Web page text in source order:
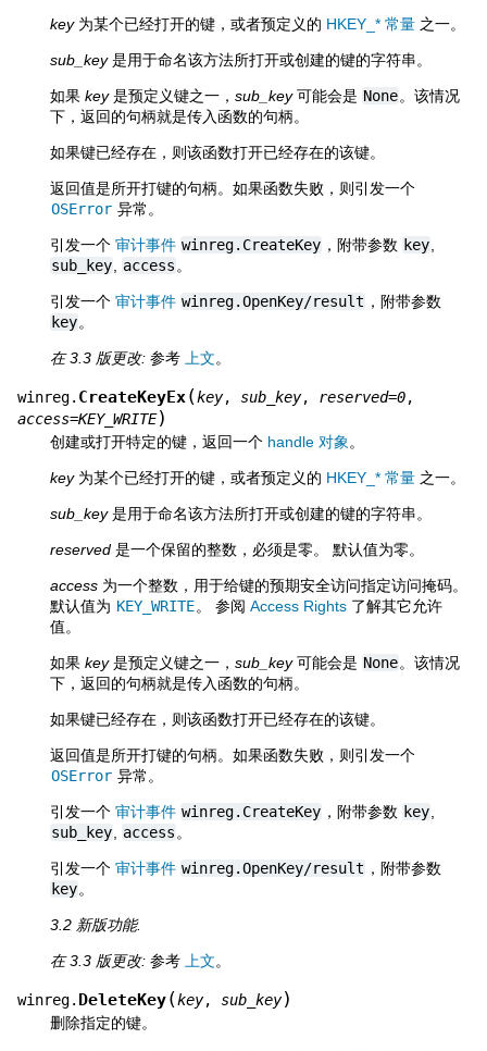
key为某个已经打开的键，或者预定义的 HKEY_* 常量 之一。
sub_key是用于命名该方法所打开或创建的键的字符串。
如果 key是预定义键之一， sub_key可能会是 None。该情况
下，返回的句柄就是传入函数的句柄。
如果键已经存在，则该函数打开已经存在的该键。
返回值是所开打键的句柄。如果函数失败，则引发一个
OSError 异常。
引发一个 审计事件 winreg.CreateKey ，附带参数 key
sub_key
access 。
引发一个 审计事件 winreg.OpenKey/result ，附带参数
key。
在 3.3 版更改: 参考 上文。
winreg. CreateKeyEx(key, sub_key, reserved=0,
access=KEY_WRITE)
创建或打开特定的键，返回一个 handle 对象 。
key为某个已经打开的键，或者预定义的 HKEY_* 常量 之一。
sub_key是用于命名该方法所打开或创建的键的字符串。
reserved 是一个保留的整数，必须是零。 默认值为零。
access 为一个整数，用于给键的预期安全访问指定访问掩码。
默认值为 KEY_WRITE。 参阅 Access Rights 了解其它允许
值。
如果 key是预定义键之一， sub_key可能会是 None。该情况
下，返回的句柄就是传入函数的句柄。
如果键已经存在，则该函数打开已经存在的该键。
返回值是所开打键的句柄。如果函数失败，则引发一个
OSError 异常。
引发一个 审计事件 winreg.CreateKey ，附带参数 key
sub_key
access 。
引发一个 审计事件 winreg.OpenKey/result ，附带参数
key。
3.2 新版功能.
在 3.3 版更改: 参考 上文。
winreg. DeleteKey(key, sub_key)
删除指定的键。